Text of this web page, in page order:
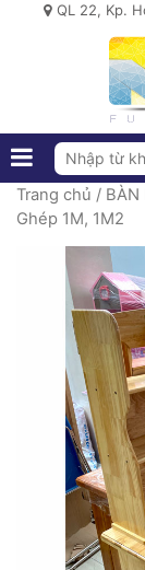
QL 22, Kp.
Trang chủ / BÀN
Ghép 1M, 1M2